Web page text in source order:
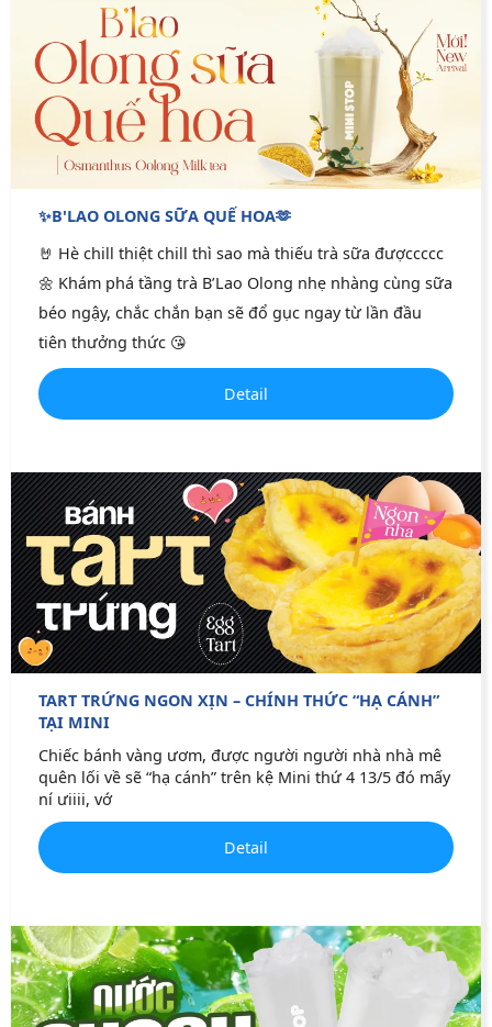
✨B'LAO OLONG SỮA QUẾ HOA🫶
🤘 Hè chill thiệt chill thì sao mà thiếu trà sữa đượccccc
🌼 Khám phá tầng trà B’Lao Olong nhẹ nhàng cùng sữa
béo ngậy, chắc chắn bạn sẽ đổ gục ngay từ lần đầu
tiên thưởng thức 😘
Detail
TART TRỨNG NGON XỊN – CHÍNH THỨC “HẠ CÁNH”
TẠI MINI
Chiếc bánh vàng ươm, được người người nhà nhà mê
quên lối về sẽ “hạ cánh” trên kệ Mini thứ 4 13/5 đó mấy
ní ưiiii, vớ
Detail